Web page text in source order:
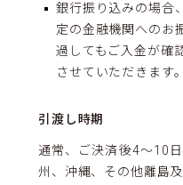
銀行振り込みの場合
定の金融機関へのお
過してもご入金が確
させていただきます。
引渡し時期
通常、ご決済後4～10
州、沖縄、その他離島